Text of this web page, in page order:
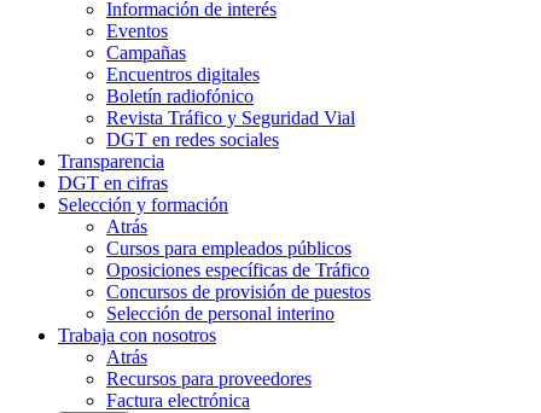
Información de interés
Eventos
Campañas
Encuentros digitales
Boletín radiofónico
Revista Tráfico y Seguridad Vial
DGT en redes sociales
Transparencia
DGT en cifras
Selección y formación
Atrás
Cursos para empleados públicos
Oposiciones específicas de Tráfico
Concursos de provisión de puestos
Selección de personal interino
Trabaja con nosotros
Atrás
Recursos para proveedores
Factura electrónica